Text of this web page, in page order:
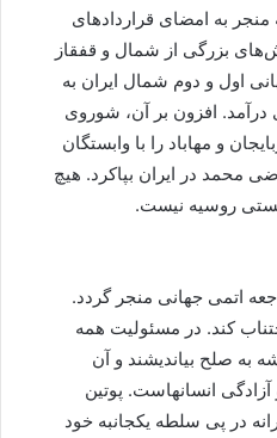
منجر به امضای قراردادهای
بزرگی از شمال و قفقاز
اول و دوم شمال ایران به
افزون بر آن، شوروی
و مهاباد را با وابستگان
محمد در ایران بپاکرد. هیچ
روسیه نیست.
اتمی جهانی منجر گردد.
کند. در مسئولیت همه
به صلح بیاندیشند و آن
انسانهاست. پوتین
در پی سلطه یکجانبه خود